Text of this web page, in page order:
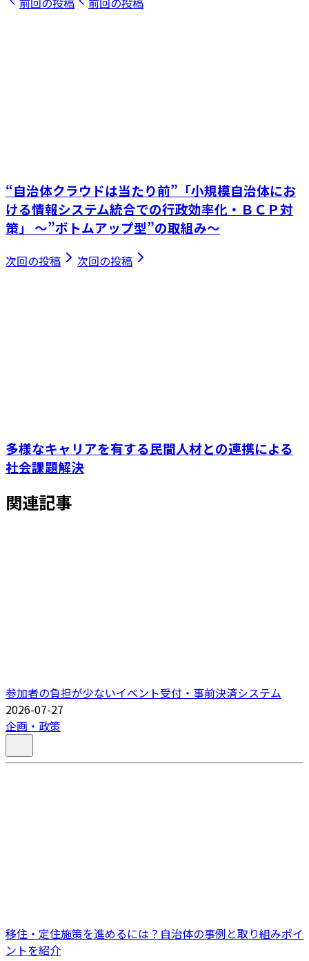
“自治体クラウドは当たり前”「小規模自治体にお
ける情報システム統合での行政効率化・ＢＣＰ対
策」 ～”ボトムアップ型”の取組み～
次回の投稿 次回の投稿
多様なキャリアを有する民間人材との連携による
社会課題解決
関連記事
参加者の負担が少ないイベント受付・事前決済システム
2026-07-27
企画・政策
移住・定住施策を進めるには？自治体の事例と取り組みポイ
ントを紹介